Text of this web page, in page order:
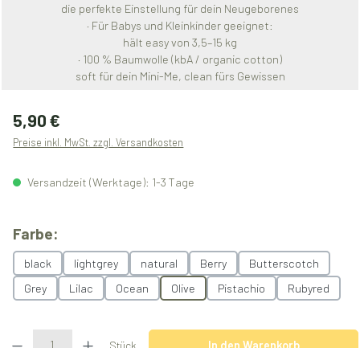
die perfekte Einstellung für dein Neugeborenes
· Für Babys und Kleinkinder geeignet:
hält easy von 3,5–15 kg
· 100 % Baumwolle (kbA / organic cotton)
soft für dein Mini-Me, clean fürs Gewissen
Regulärer Preis:
5,90 €
Preise inkl. MwSt. zzgl. Versandkosten
Versandzeit (Werktage): 1-3 Tage
Farbe:
black lightgrey natural Berry
Butterscotch
Grey
Lilac Ocean Olive Pistachio Rubyred
Produkt Anzahl: Gib den gewünschten Wert ein oder benutze die
Stück In den Warenkorb